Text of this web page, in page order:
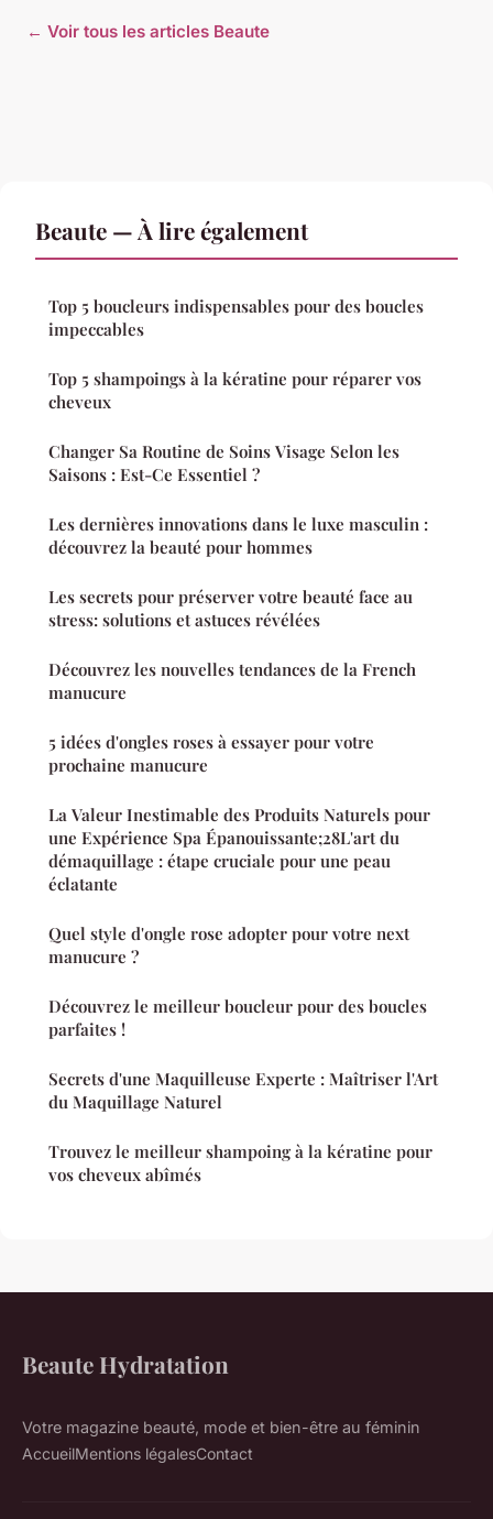
← Voir tous les articles Beaute
Beaute — À lire également
Top 5 boucleurs indispensables pour des boucles
impeccables
Top 5 shampoings à la kératine pour réparer vos
cheveux
Changer Sa Routine de Soins Visage Selon les
Saisons : Est-Ce Essentiel ?
Les dernières innovations dans le luxe masculin :
découvrez la beauté pour hommes
Les secrets pour préserver votre beauté face au
stress: solutions et astuces révélées
Découvrez les nouvelles tendances de la French
manucure
5 idées d'ongles roses à essayer pour votre
prochaine manucure
La Valeur Inestimable des Produits Naturels pour
une Expérience Spa Épanouissante;28L'art du
démaquillage : étape cruciale pour une peau
éclatante
Quel style d'ongle rose adopter pour votre next
manucure ?
Découvrez le meilleur boucleur pour des boucles
parfaites !
Secrets d'une Maquilleuse Experte : Maîtriser l'Art
du Maquillage Naturel
Trouvez le meilleur shampoing à la kératine pour
vos cheveux abîmés
Beaute Hydratation
Votre magazine beauté, mode et bien-être au féminin
AccueilMentions légalesContact